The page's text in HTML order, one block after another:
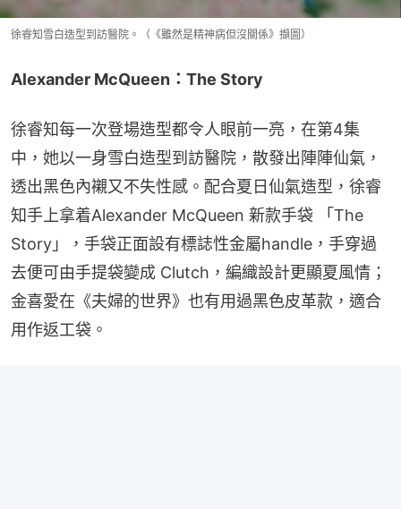
徐睿知雪白造型到訪醫院。（《雖然是精神病但沒關係》擷圖）
Alexander McQueen：The Story
徐睿知每一次登場造型都令人眼前一亮，在第4集
中，她以一身雪白造型到訪醫院，散發出陣陣仙氣，
透出黑色內襯又不失性感。配合夏日仙氣造型，徐睿
知手上拿着Alexander McQueen 新款手袋 「The
Story」，手袋正面設有標誌性金屬handle，手穿過
去便可由手提袋變成 Clutch，編織設計更顯夏風情；
金喜愛在《夫婦的世界》也有用過黑色皮革款，適合
用作返工袋。